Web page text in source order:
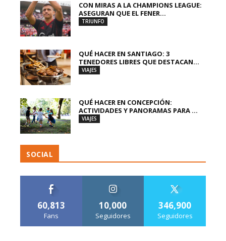
CON MIRAS A LA CHAMPIONS LEAGUE:
ASEGURAN QUE EL FENER...
TRIUNFO
QUÉ HACER EN SANTIAGO: 3
TENEDORES LIBRES QUE DESTACAN...
VIAJES
QUÉ HACER EN CONCEPCIÓN:
ACTIVIDADES Y PANORAMAS PARA ...
VIAJES
SOCIAL
60,813
Fans
10,000
Seguidores
346,900
Seguidores